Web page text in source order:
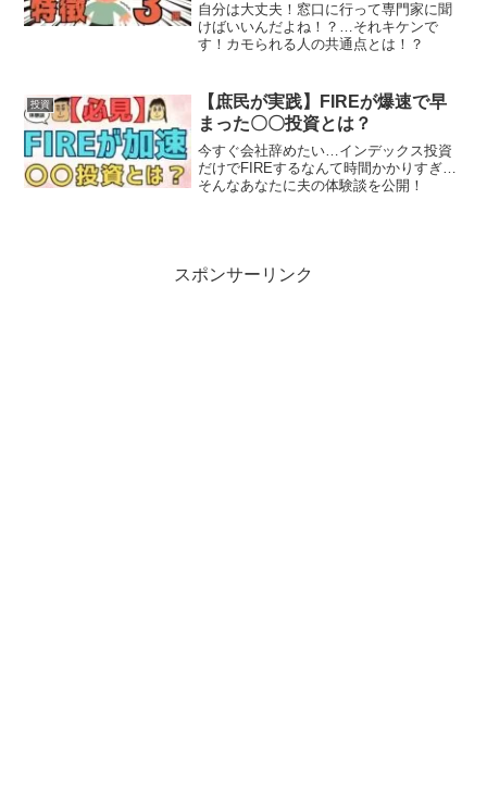
自分は大丈夫！窓口に行って専門家に聞
けばいいんだよね！？…それキケンで
す！カモられる人の共通点とは！？
投資
【庶民が実践】FIREが爆速で早
まった〇〇投資とは？
今すぐ会社辞めたい…インデックス投資
だけでFIREするなんて時間かかりすぎ…
そんなあなたに夫の体験談を公開！
スポンサーリンク